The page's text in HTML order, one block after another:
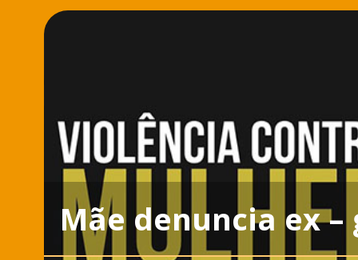
Mãe denuncia ex